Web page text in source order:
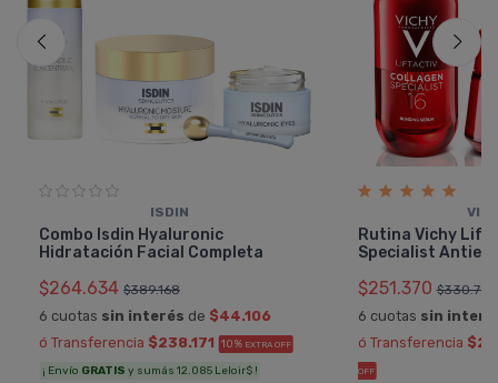
ISDIN
Combo Isdin Hyaluronic
Hidratación Facial Completa
$264.634 $389.168
6 cuotas sin interés de $44.106
ó Transferencia $238.171 10% EXTRA OFF
¡ Envío GRATIS y sumás 12.085 Leloir$ !
Rutina Vichy
Specialist
$251.370 $330.750
6 cuotas sin
ó Transferencia
OFF